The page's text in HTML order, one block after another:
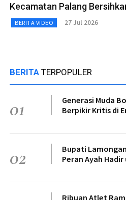
Kecamatan Palang
BERITA VIDEO 27 Jul 2026
BERITA TERPOPULER
01
Generasi Muda
Berpikir Kritis di
02
Bupati
Peran Ayah
Ribuan Atlet